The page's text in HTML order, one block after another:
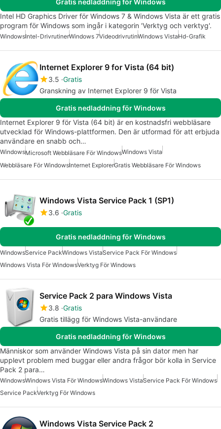
Gratis nedladdning för Windows
Intel HD Graphics Driver för Windows 7 & Windows Vista är ett gratis
program för Windows som ingår i kategorin 'Verktyg och verktyg'.
WindowsIntel-DrivrutinerWindows 7VideodrivrutinWindows VistaHd-Grafik
Internet Explorer 9 for Vista (64 bit)
3.5 Gratis
Granskning av Internet Explorer 9 för Vista
Gratis nedladdning för Windows
Internet Explorer 9 för Vista (64 bit) är en kostnadsfri webbläsare
utvecklad för Windows-plattformen. Den är utformad för att erbjuda
användare en snabb och…
WindowsMicrosoft Webbläsare För WindowsWindows Vista
Webbläsare För WindowsInternet ExplorerGratis Webbläsare För Windows
Windows Vista Service Pack 1 (SP1)
3.6 Gratis
Gratis nedladdning för Windows
WindowsService PackWindows VistaService Pack För Windows
Windows Vista För WindowsVerktyg För Windows
Service Pack 2 para Windows Vista
3.8 Gratis
Gratis tillägg för Windows Vista-användare
Gratis nedladdning för Windows
Människor som använder Windows Vista på sin dator men har
upplevt problem med buggar eller andra frågor bör kolla in Service
Pack 2 para…
WindowsWindows Vista För WindowsWindows VistaService Pack För Windows
Service PackVerktyg För Windows
Windows Vista Service Pack 2